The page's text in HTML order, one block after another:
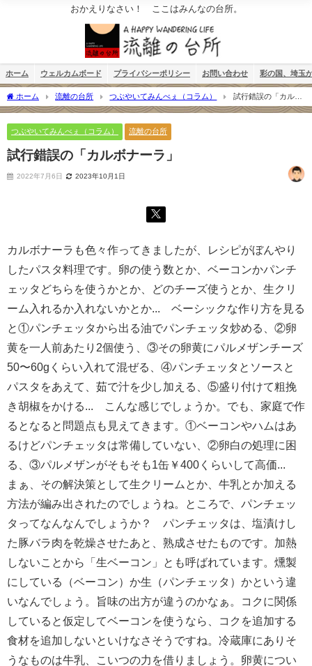
おかえりなさい！ ここはみんなの台所。
ホーム ウェルカムボード プライバシーポリシー お問い合わせ 彩の国、埼玉
ホーム 流離の台所 つぶやいてみんべぇ（コラム）
試行錯誤の「カルボ
ナーラ」
つぶやいてみんべぇ（コラム） 流離の台所
試行錯誤の「カルボナーラ」
2022年7月6日 2023年10月1日
カルボナーラも色々作ってきましたが、レシピがぼんやり
したパスタ料理です。卵の使う数とか、ベーコンかパンチ
ェッタどちらを使うかとか、どのチーズ使うとか、生クリ
ーム入れるか入れないかとか... ベーシックな作り方を見る
と①パンチェッタから出る油でパンチェッタ炒める、②卵
黄を一人前あたり2個使う、③その卵黄にパルメザンチーズ
50〜60gくらい入れて混ぜる、④パンチェッタとソースと
パスタをあえて、茹で汁を少し加える、⑤盛り付けて粗挽
き胡椒をかける... こんな感じでしょうか。でも、家庭で作
るとなると問題点も見えてきます。①ベーコンやハムはあ
るけどパンチェッタは常備していない、②卵白の処理に困
る、③パルメザンがそもそも1缶￥400くらいして高価...
まぁ、その解決策として生クリームとか、牛乳とか加える
方法が編み出されたのでしょうね。ところで、パンチェッ
タってなんなんでしょうか？ パンチェッタは、塩漬けし
た豚バラ肉を乾燥させたあと、熟成させたものです。加熱
しないことから「生ベーコン」とも呼ばれています。燻製
にしている（ベーコン）か生（パンチェッタ）かという違
いなんでしょう。旨味の出方が違うのかなぁ。コクに関係
していると仮定してベーコンを使うなら、コクを追加する
食材を追加しないといけなさそうですね。冷蔵庫にありそ
うなものは牛乳、こいつの力を借りましょう。卵黄につい